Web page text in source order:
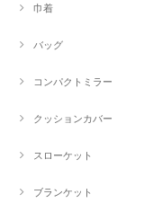
巾着
バッグ
コンパクトミラー
クッションカバー
スローケット
ブランケット